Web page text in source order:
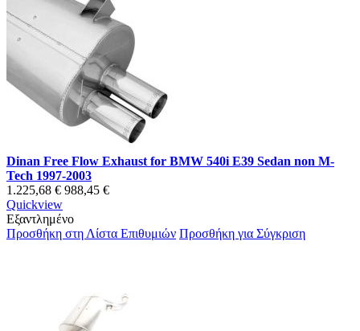
Dinan Free Flow Exhaust for BMW 540i E39 Sedan non M-
Tech 1997-2003
1.225,68 € 988,45 €
Quickview
Εξαντλημένο
Προσθήκη στη Λίστα Επιθυμιών Προσθήκη για Σύγκριση